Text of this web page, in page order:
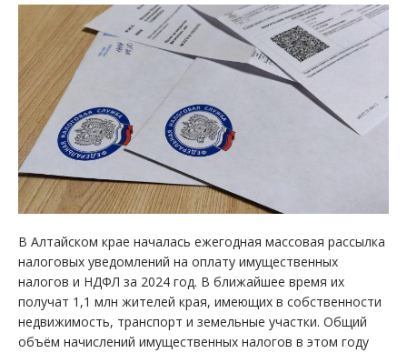
В Алтайском крае началась ежегодная массовая рассылка
налоговых уведомлений на оплату имущественных
налогов и НДФЛ за 2024 год. В ближайшее время их
получат 1,1 млн жителей края, имеющих в собственности
недвижимость, транспорт и земельные участки. Общий
объём начислений имущественных налогов в этом году